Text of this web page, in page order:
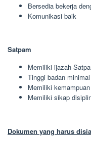
Bersedia bekerja
Komunikasi baik
Satpam
Memiliki ijazah
Tinggi badan
Memiliki
Memiliki sikap
Dokumen yang harus